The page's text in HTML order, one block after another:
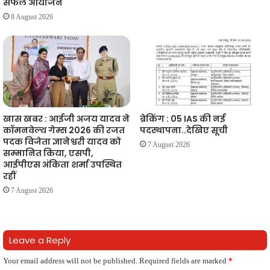
8 August 2026
खास खबर : आईजी अजय यादव ने
कॉमनवेल्थ गेम्स 2026 की रजत
पदक विजेता ज्ञानेश्वरी यादव को
सम्मानित किया, एसपी,
आईपीएस अंकिता शर्मा उपस्थित
रहीं
7 August 2026
ब्रेकिंग : 05 IAS की नई
पदस्थापना..देखिए सूची
7 August 2026
Leave a Reply
Your email address will not be published. Required fields are marked *